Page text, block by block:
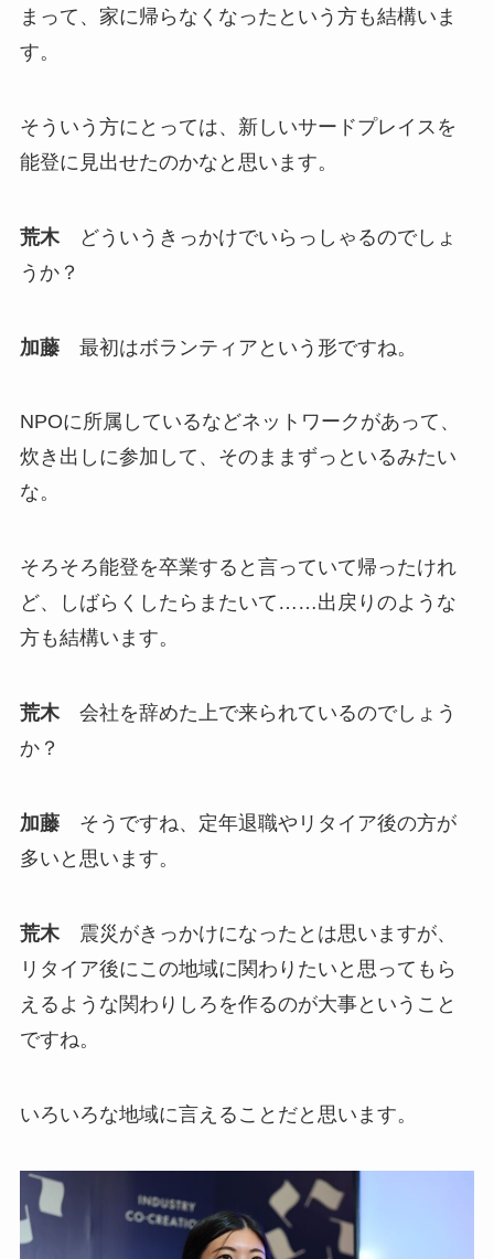
まって、家に帰らなくなったという方も結構いま
す。
そういう方にとっては、新しいサードプレイスを
能登に見出せたのかなと思います。
荒木
どういうきっかけでいらっしゃるのでしょ
うか？
加藤最初はボランティアという形ですね。
NPOに所属しているなどネットワークがあって、
炊き出しに参加して、そのままずっといるみたい
な。
そろそろ能登を卒業すると言っていて帰ったけれ
ど、しばらくしたらまたいて……出戻りのような
方も結構います。
荒木 会社を辞めた上で来られているのでしょう
か？
加藤そうですね、定年退職やリタイア後の方が
多いと思います。
荒木震災がきっかけになったとは思いますが、
リタイア後にこの地域に関わりたいと思ってもら
えるような関わりしろを作るのが大事ということ
ですね。
いろいろな地域に言えることだと思います。